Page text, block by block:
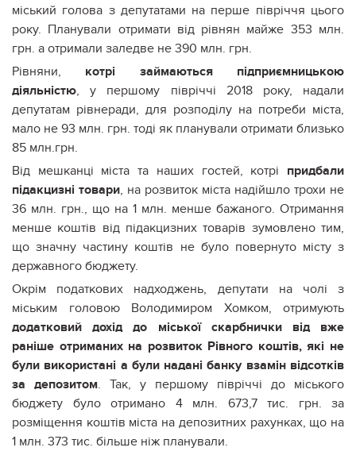
міський голова з депутатами на перше півріччя цього
року. Планували отримати від рівнян майже 353 млн.
грн. а отримали заледве не 390 млн. грн.
Рівняни, котрі займаються підприємницькою
діяльністю, у першому півріччі 2018 року, надали
депутатам рівнеради, для розподілу на потреби міста,
мало не 93 млн. грн. тоді як планували отримати близько
85 млн.грн.
Від мешканці міста та наших гостей, котрі придбали
підакцизні товари, на розвиток міста надійшло трохи не
36 млн. грн., що на 1 млн. менше бажаного. Отримання
менше коштів від підакцизних товарів зумовлено тим,
що значну частину коштів не було повернуто місту з
державного бюджету.
Окрім податкових надходжень, депутати на чолі з
міським головою Володимиром Хомком, отримують
додатковий дохід до міської скарбнички від вже
раніше отриманих на розвиток Рівного коштів, які не
були використані а були надані банку взамін відсотків
за депозитом. Так, у першому півріччі до міського
бюджету було отримано 4 млн. 673,7 тис. грн. за
розміщення коштів міста на депозитних рахунках, що на
1 млн. 373 тис. більше ніж планували.